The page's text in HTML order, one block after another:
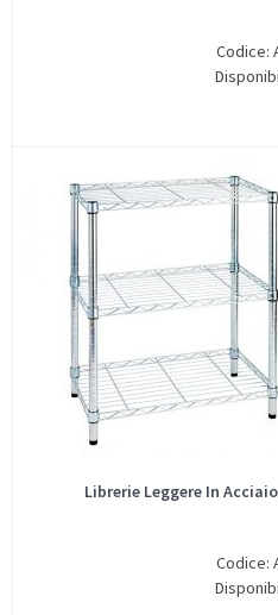
Codice:
Librerie Leggere In
Codice: